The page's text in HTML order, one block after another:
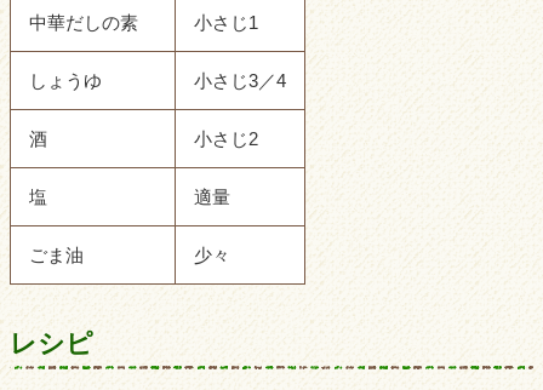
中華だしの素 小さじ1
しょうゆ 小さじ3／4
酒 小さじ2
塩 適量
ごま油 少々
レシピ